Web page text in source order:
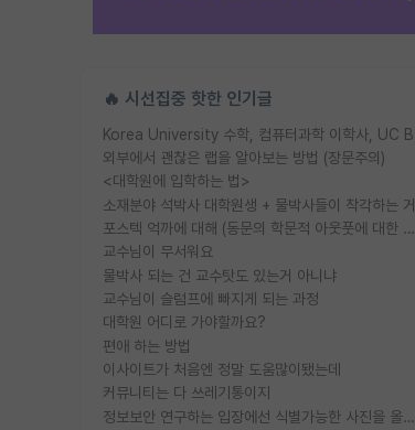
🔥 시선집중 핫한 인기글
외부에서 괜찮은 랩을 알아보는 방법 (장문주의)
<대학원에 입학하는 법>
소재분야 석박사 대학원생 + 물박사들이 착각하는 거
포스텍 억까에 대해 (동문의 학문적 아웃풋에 대한 반박)
교수님이 무서워요
물박사 되는 건 교수탓도 있는거 아니냐
교수님이 슬럼프에 빠지게 되는 과정
대학원 어디로 가야할까요?
편애 하는 방법
이사이트가 처음엔 정말 도움많이됐는데
커뮤니티는 다 쓰레기통이지
정보보안 연구하는 입장에선 식별가능한 사진을 올리는건 비추이긴함